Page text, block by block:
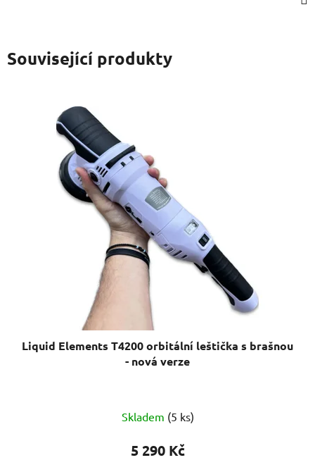
Související produkty
Liquid Elements T4200 orbitální leštička s brašnou
- nová verze
hodnocení
produktu
Skladem (5 ks)
5 290 Kč